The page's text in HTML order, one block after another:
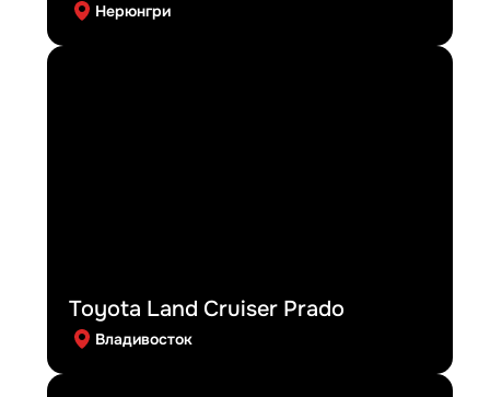
Нерюнгри
Toyota Land Cruiser Prado
Владивосток